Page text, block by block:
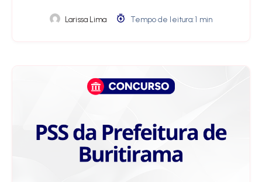
Larissa Lima Tempo de leitura: 1 min